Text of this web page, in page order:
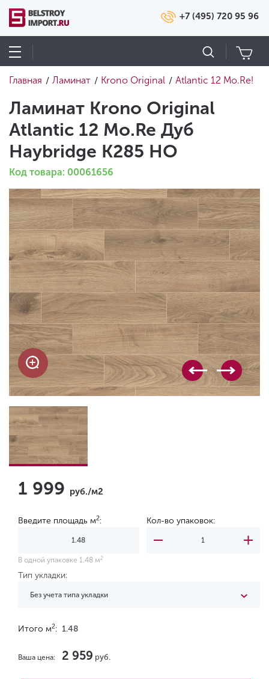
+7 (495) 720 95 96
Главная / Ламинат / Krono Original / Atlantic 12 Mo.Re!
Ламинат Krono Original
Atlantic 12 Mo.Re Дуб
Haybridge К285 HO
Код товара: 00061656
1 999 руб./м2
Введите площадь м2: Кол-во упаковок:
В одной упаковке 1.48 м 2
Тип укладки:
Без учета типа укладки
Итого м2: 1.48
Ваша цена: 2 959 руб.